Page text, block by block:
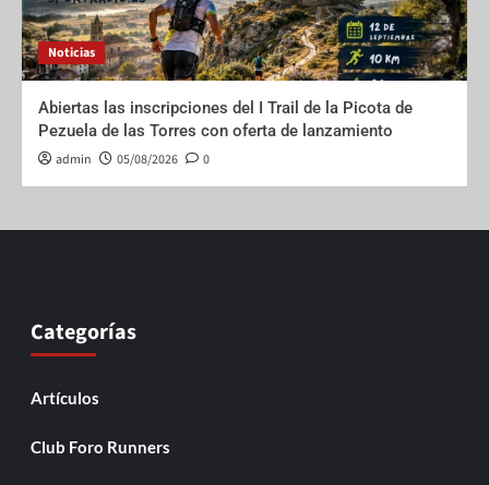
Noticias
Abiertas las inscripciones del I Trail de la Picota de
Pezuela de las Torres con oferta de lanzamiento
admin 05/08/2026 0
Categorías
Artículos
Club Foro Runners